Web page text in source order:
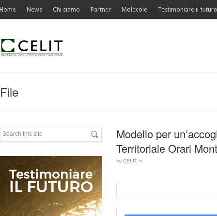
Home News Chi siamo Partner Molecole Testimoniare il futuro
File
Modello per
Territoriale Orari
by CELIT in